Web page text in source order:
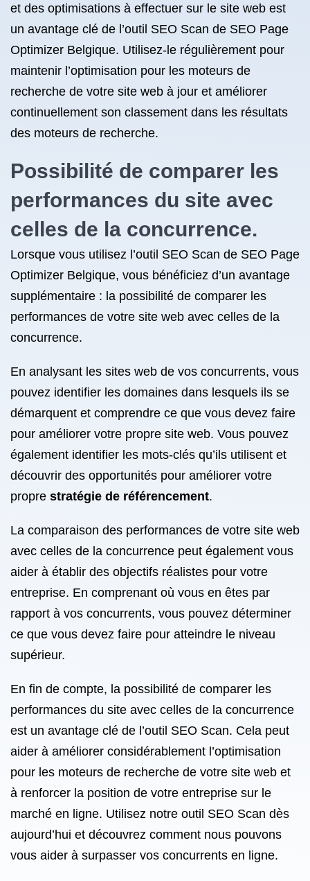
et des optimisations à effectuer sur le site web est
un avantage clé de l’outil SEO Scan de SEO Page
Optimizer Belgique. Utilisez-le régulièrement pour
maintenir l’optimisation pour les moteurs de
recherche de votre site web à jour et améliorer
continuellement son classement dans les résultats
des moteurs de recherche.
Possibilité de comparer les
performances du site avec
celles de la concurrence.
Lorsque vous utilisez l’outil SEO Scan de SEO Page
Optimizer Belgique, vous bénéficiez d’un avantage
supplémentaire : la possibilité de comparer les
performances de votre site web avec celles de la
concurrence.
En analysant les sites web de vos concurrents, vous
pouvez identifier les domaines dans lesquels ils se
démarquent et comprendre ce que vous devez faire
pour améliorer votre propre site web. Vous pouvez
également identifier les mots-clés qu’ils utilisent et
découvrir des opportunités pour améliorer votre
propre stratégie de référencement.
La comparaison des performances de votre site web
avec celles de la concurrence peut également vous
aider à établir des objectifs réalistes pour votre
entreprise. En comprenant où vous en êtes par
rapport à vos concurrents, vous pouvez déterminer
ce que vous devez faire pour atteindre le niveau
supérieur.
En fin de compte, la possibilité de comparer les
performances du site avec celles de la concurrence
est un avantage clé de l’outil SEO Scan. Cela peut
aider à améliorer considérablement l’optimisation
pour les moteurs de recherche de votre site web et
à renforcer la position de votre entreprise sur le
marché en ligne. Utilisez notre outil SEO Scan dès
aujourd’hui et découvrez comment nous pouvons
vous aider à surpasser vos concurrents en ligne.